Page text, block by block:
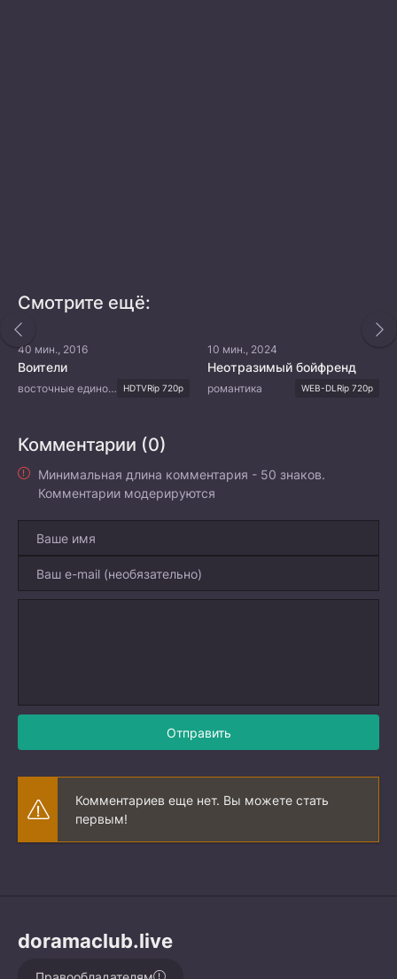
Смотрите ещё:
40 мин., 2016
Воители
восточные единоборства, политика HDTVRip 720p
10 мин., 2024
Неотразимый бойфренд
романтика WEB-DLRip 720p
Комментарии (0)
Минимальная длина комментария - 50 знаков.
Комментарии модерируются
Отправить
Комментариев еще нет. Вы можете стать
первым!
doramaclub.live